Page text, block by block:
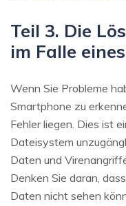
Teil 3. Die
im Falle
Wenn Sie Probleme
Smartphone zu
Fehler liegen. Dies ist
Dateisystem
Daten und
Denken Sie daran,
Daten nicht sehen